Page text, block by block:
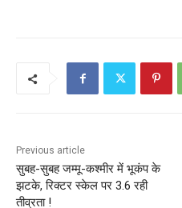
Previous article
सुबह-सुबह जम्मू-कश्मीर में भूकंप के
झटके, रिक्टर स्केल पर 3.6 रही
तीव्रता !